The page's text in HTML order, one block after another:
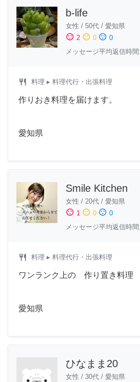
b-life
女性 / 50代 / 愛知県
sentiment_satisfied 2 sentiment_neutral 0 sentiment_dissatisfied 0
メッセージ平均返信時
restaurant 料理 ▸ 料理代行・出張料理
作りおき料理を届けます。
愛知県
Smile Kitchen
女性 / 20代 / 愛知県
sentiment_satisfied 1 sentiment_neutral 0 sentiment_dissatisfied 0
メッセージ平均返信時
restaurant 料理 ▸ 料理代行・出張料理
ワンランク上の 作り置き料理
愛知県
ひなまま20
女性 / 30代 / 愛知県